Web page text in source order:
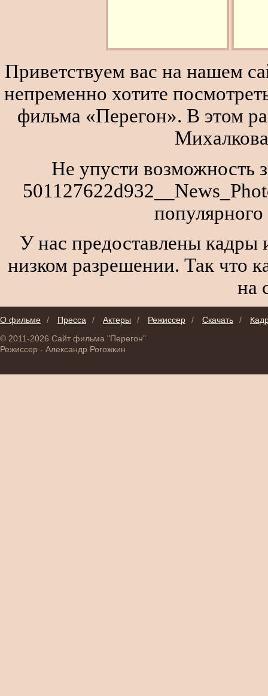
Приветствуем вас на нашем
непременно хотите
фильма «Перегон». В этом
Не упусти возможность
У нас предоставлены кадры
низком разрешении. Так что
на
О фильме / Пресса / Актеры / Режиссер / Скачать /
© 2011-2026 Сайт фильма "Перегон"
Режиссер - Александр Рогожкин